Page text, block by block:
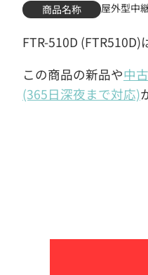
商品名称
屋外型中
FTR-510D
この商品の新品や中
(365日深夜まで対応)